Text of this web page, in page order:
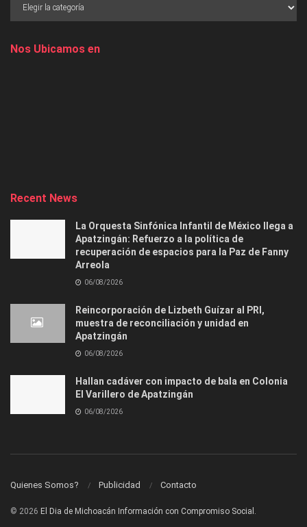
Nos Ubicamos en
Recent News
La Orquesta Sinfónica Infantil de México llega a
Apatzingán: Refuerzo a la política de
recuperación de espacios para la Paz de Fanny
Arreola
06/08/2026
Reincorporación de Lizbeth Guízar al PRI,
muestra de reconciliación y unidad en
Apatzingán
06/08/2026
Hallan cadáver con impacto de bala en Colonia
El Varillero de Apatzingán
06/08/2026
Quienes Somos? Publicidad Contacto
© 2026 El Dia de Michoacán Información con Compromiso Social.